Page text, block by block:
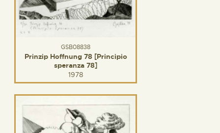
GSB08838
Prinzip Hoffnung 78 [Principio
speranza 78]
1978